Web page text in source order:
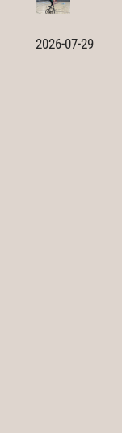
2026-07-29